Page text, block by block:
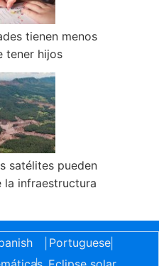
tienen menos
tener hijos
satélites pueden
la infraestructura
Portuguese|